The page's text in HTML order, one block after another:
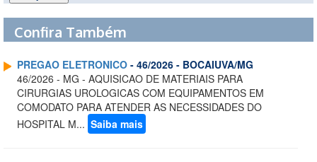
Confira Também
PREGAO ELETRONICO - 46/2026 - BOCAIUVA/MG
46/2026 - MG - AQUISICAO DE MATERIAIS PARA
CIRURGIAS UROLOGICAS COM EQUIPAMENTOS EM
COMODATO PARA ATENDER AS NECESSIDADES DO
HOSPITAL M... Saiba mais